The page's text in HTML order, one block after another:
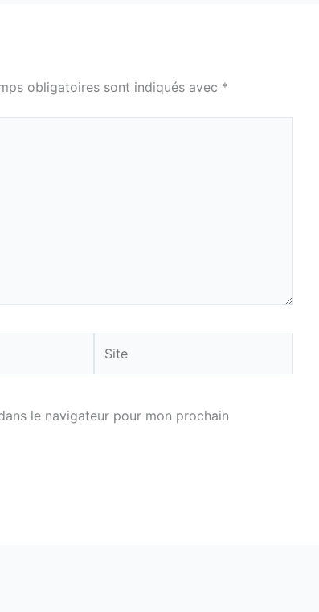
obligatoires sont indiqués avec *
le navigateur pour mon prochain